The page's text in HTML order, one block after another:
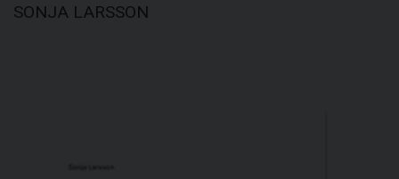
SONJA LARSSON